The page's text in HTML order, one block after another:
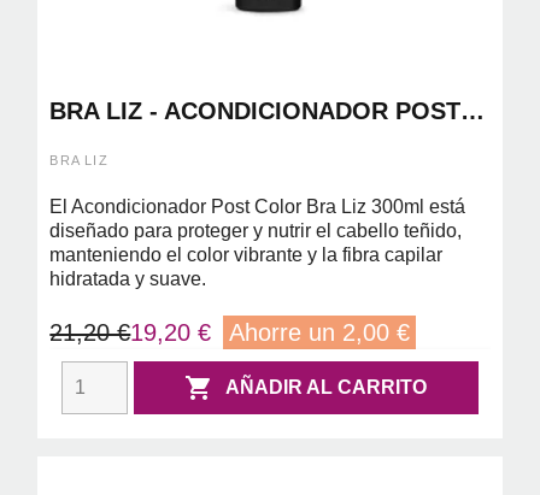
BRA LIZ - ACONDICIONADOR POST
BRA LIZ
El Acondicionador Post Color Bra Liz 300ml está
diseñado para proteger y nutrir el cabello teñido,
manteniendo el color vibrante y la fibra capilar
hidratada y suave.
21,20 €19,20 € Ahorre un 2,00 €
 AÑADIR AL CARRITO